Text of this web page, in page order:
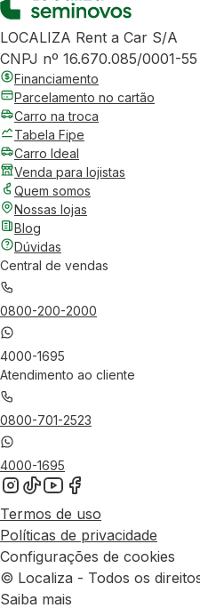
LOCALIZA Rent a Car S/A
CNPJ nº 16.670.085/0001-55
Financiamento
Parcelamento no cartão
Carro na troca
Tabela Fipe
Carro Ideal
Venda para lojistas
Quem somos
Nossas lojas
Blog
Dúvidas
Central de vendas
0800-200-2000
4000-1695
Atendimento ao cliente
0800-701-2523
4000-1695
Termos de uso
Políticas de privacidade
Configurações de cookies
© Localiza - Todos os
Saiba mais